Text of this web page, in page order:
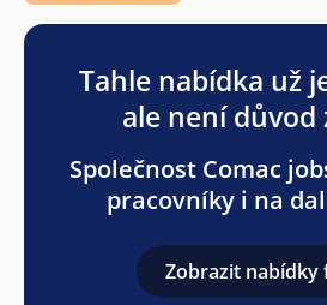
Tahle nabídka už
ale není důvod
Společnost Comac
pracovníky i na
Zobrazit nabídky